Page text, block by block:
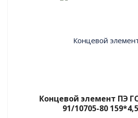
Концевой элемент ПЭ
91/10705-80